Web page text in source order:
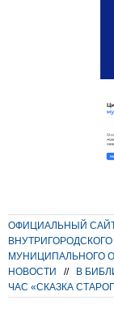
ОФИЦИАЛЬНЫЙ
МУНИЦИПАЛЬНОГО
НОВОСТИ
//
В
ЧАС «СКАЗКА